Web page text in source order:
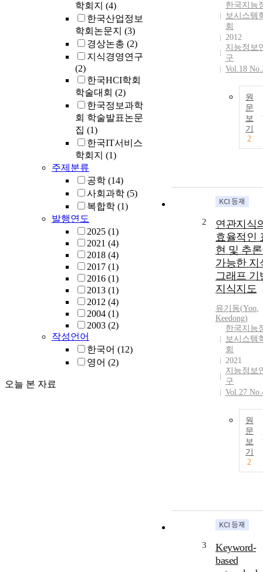
학회지 (4)
한국산업정보
학회논문지 (3)
경상논총 (2)
지식경영연구
(2)
한국HCI학회
학술대회 (2)
한국정보과학
회 학술발표논문
집 (1)
한국IT서비스
학회지 (1)
주제분류
공학 (14)
사회과학 (5)
복합학 (1)
발행연도
2025 (1)
2021 (4)
2018 (4)
2017 (1)
2016 (1)
2013 (1)
2012 (4)
2004 (1)
2003 (2)
작성언어
한국어 (12)
영어 (2)
오늘 본 자료
한국지능
보시스템
회
2012
지능정보
구
Vol.18
원
문
보
기
2
2
연관지식
효율적인
현 및 추
가능한 지
그래프 기
지식지도
유기동(Yoo,
Keedong)
한국지능
보시스템
회
2021
지능정보
구
Vol.27
원
문
보
기
2
3
Keyword-
based